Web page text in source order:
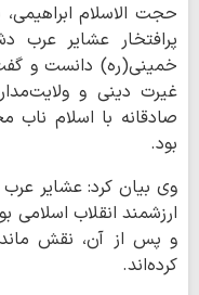
حجت الاسلام ابراهیمی،
پرافتخار عشایر عرب
خمینی(ره) دانست و
غیرت دینی و
صادقانه با اسلام
بود.
وی بیان کرد: عشایر عرب
ارزشمند انقلاب
و پس از آن، نقش
کرده‌اند.